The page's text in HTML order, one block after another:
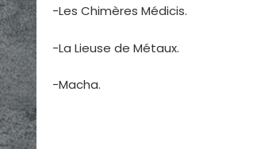
-Les Chimères Médicis.
-La Lieuse de Métaux.
-Macha.